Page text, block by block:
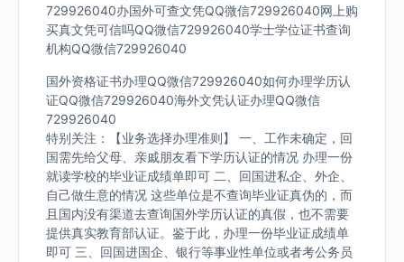
729926040办国外可查文凭QQ微信729926040网上购
买真文凭可信吗QQ微信729926040学士学位证书查询
机构QQ微信729926040
国外资格证书办理QQ微信729926040如何办理学历认
证QQ微信729926040海外文凭认证办理QQ微信
729926040
特别关注：【业务选择办理准则】 一、工作未确定，回
国需先给父母、亲戚朋友看下学历认证的情况 办理一份
就读学校的毕业证成绩单即可 二、回国进私企、外企、
自己做生意的情况 这些单位是不查询毕业证真伪的，而
且国内没有渠道去查询国外学历认证的真假，也不需要
提供真实教育部认证。鉴于此，办理一份毕业证成绩单
即可 三、回国进国企、银行等事业性单位或者考公务员